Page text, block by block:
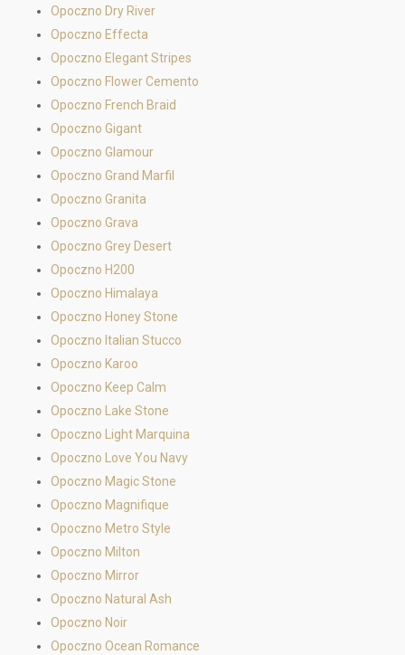
Opoczno Dry River
Opoczno Effecta
Opoczno Elegant Stripes
Opoczno Flower Cemento
Opoczno French Braid
Opoczno Gigant
Opoczno Glamour
Opoczno Grand Marfil
Opoczno Granita
Opoczno Grava
Opoczno Grey Desert
Opoczno H200
Opoczno Himalaya
Opoczno Honey Stone
Opoczno Italian Stucco
Opoczno Karoo
Opoczno Keep Calm
Opoczno Lake Stone
Opoczno Light Marquina
Opoczno Love You Navy
Opoczno Magic Stone
Opoczno Magnifique
Opoczno Metro Style
Opoczno Milton
Opoczno Mirror
Opoczno Natural Ash
Opoczno Noir
Opoczno Ocean Romance